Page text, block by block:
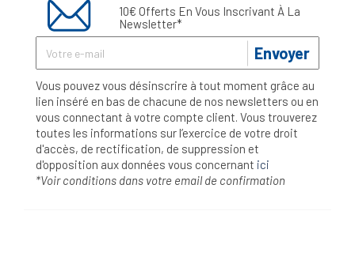
10€ Offerts En Vous Inscrivant À La
Newsletter*
Envoyer
Vous pouvez vous désinscrire à tout moment grâce au
lien inséré en bas de chacune de nos newsletters ou en
vous connectant à votre compte client. Vous trouverez
toutes les informations sur l’exercice de votre droit
d'accès, de rectification, de suppression et
d'opposition aux données vous concernant ici
*Voir conditions dans votre email de confirmation